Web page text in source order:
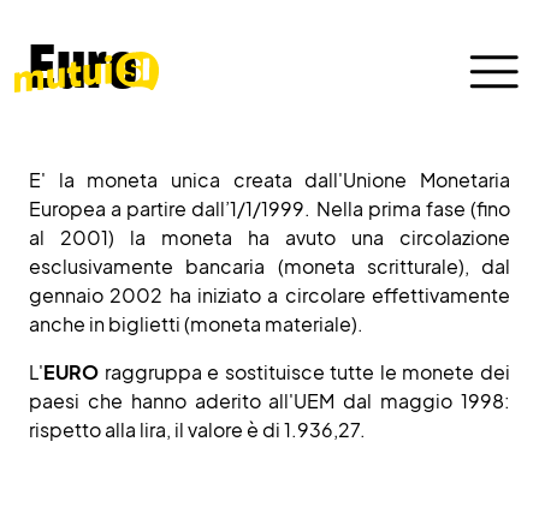
Euro
E' la moneta unica creata dall'Unione Monetaria
Europea a partire dall’1/1/1999. Nella prima fase (fino
al 2001) la moneta ha avuto una circolazione
esclusivamente bancaria (moneta scritturale), dal
gennaio 2002 ha iniziato a circolare effettivamente
anche in biglietti (moneta materiale).
L'EURO raggruppa e sostituisce tutte le monete dei
paesi che hanno aderito all'UEM dal maggio 1998:
rispetto alla lira, il valore è di 1.936,27.